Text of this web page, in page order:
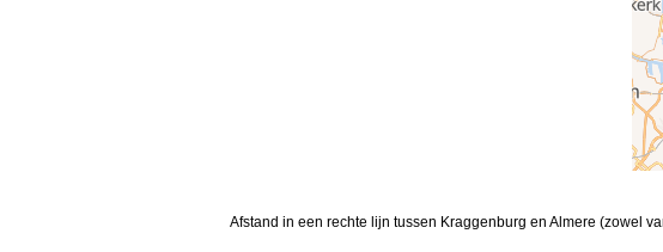
Afstand in een rechte lijn tussen Kraggenburg en Almere (zowel